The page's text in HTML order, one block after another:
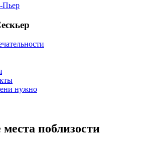
Пьер
нужно
поблизости